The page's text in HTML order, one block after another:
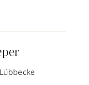
Lübbecke